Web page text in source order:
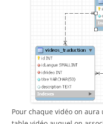
Pour chaque vidéo on